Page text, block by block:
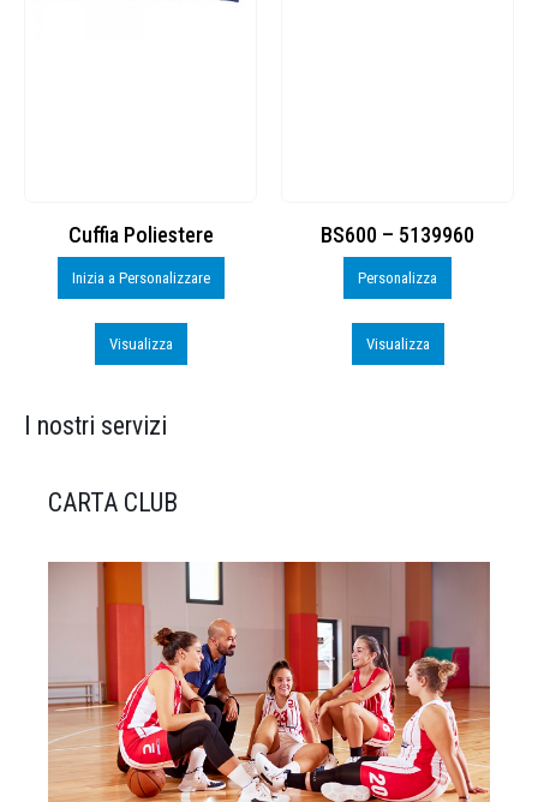
Cuffia Poliestere
Inizia a Personalizzare
Visualizza
BS600 – 5139960
Personalizza
Visualizza
I nostri servizi
CARTA CLUB